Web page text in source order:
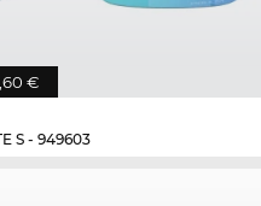
€
S - 949603